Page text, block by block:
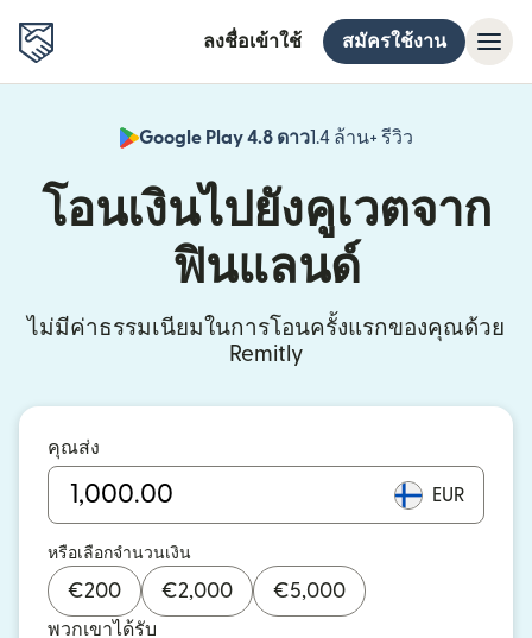
ลงชื่อเข้าใช้ สมัครใช้งาน
Google Play 4.8 ดาว1.4 ล้าน+ รีวิว
(เปิดในหน้าต่
โอนเงินไปยังคูเวตจาก
ฟินแลนด์
ไม่มีค่าธรรมเนียมในการโอนครั้งแรกของคุณด้วย
Remitly
คุณส่ง
EUR
หรือเลือกจำนวนเงิน
€200 €2,000 €5,000
พวกเขาได้รับ